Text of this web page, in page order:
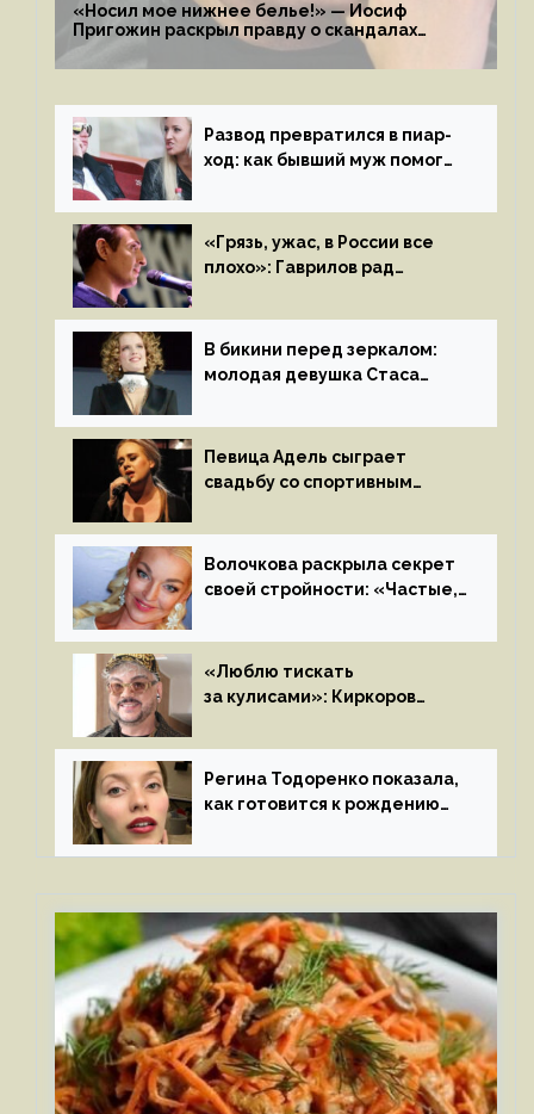
«Носил мое нижнее белье!» — Иосиф
Пригожин раскрыл правду о скандалах
с мужем своей экс-жены
Развод превратился в пиар-
ход: как бывший муж помог
«Грязь, ужас, в России все
плохо»: Гаврилов рад
иноагентов
В бикини перед зеркалом:
молодая девушка Стаса
на камеру
Певица Адель сыграет
свадьбу со спортивным
летом
Волочкова раскрыла секрет
своей стройности: «Частые,
«Люблю тискать
за кулисами»: Киркоров
к молодой особе
Регина Тодоренко показала,
как готовится к рождению